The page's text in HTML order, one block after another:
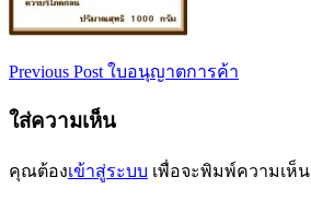
เมนู
นำทาง
เรื่อง
Previous Post ใบอนุญาตการค้า
ใส่ความเห็น
คุณต้องเข้าสู่ระบบ เพื่อจะพิมพ์ความเห็น